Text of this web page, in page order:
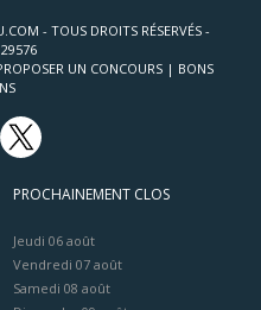
- TOUS DROITS RÉSERVÉS -
UN CONCOURS | BONS
PROCHAINEMENT CLOS
Jeudi 06 août
Vendredi 07 août
Samedi 08 août